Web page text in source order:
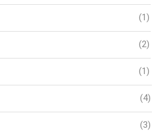
(1)
(2)
(1)
(4)
(3)